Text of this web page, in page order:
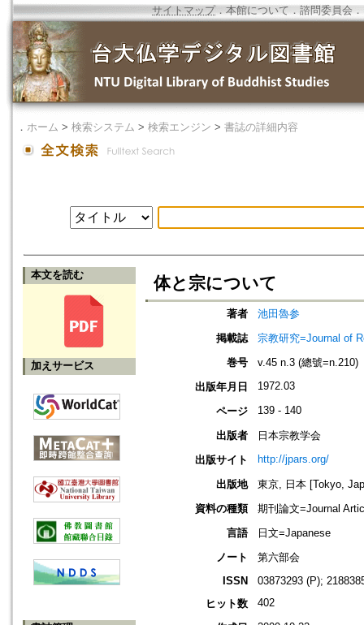
サイトマップ．本館について ． 諮問委員会 ．
． ホーム > 検索システム > 検索エンジン > 書誌の詳細内容
本文を読む
加えサービス
体と宗について
著者
池田魯参
掲載誌
宗教研究=Journal of
巻号
v.45 n.3 (總號=n.210)
出版年月日
1972.03
ページ 139 - 140
出版者
日本宗教学会
出版サイト
http://jpars.org/
出版地
東京, 日本 [Tokyo,
資料の種類
期刊論文=Journal
言語
日文=Japanese
ノート
第六部会
ISSN
03873293 (P);
ヒット数
402